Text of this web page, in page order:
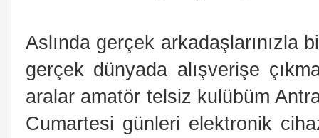
Aslında gerçek arkadaşlarınızla
gerçek dünyada alışverişe
aralar amatör telsiz kulübüm
Cumartesi günleri elektronik